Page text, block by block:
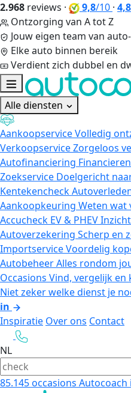
2.968 reviews · 9,8/10 · 4,8
Ontzorging van A tot Z
Jouw eigen team van
Elke auto binnen bereik
Verdient zich dubbel en
Alle diensten
AankoopserviceVolledig
VerkoopserviceZorgeloos
Autofinanciering
Zoekservice Doelgericht
Kentekencheck
Aankoopkeuring Weten wat
Accucheck EV & PHEV
Autoverzekering Scherp en
ImportserviceVoordelig
AutobeheerAlles rondom
Occasions Vind, vergelijk en
Niet zeker welke dienst je
in
Inspiratie Over ons Contact
NL
85.145occasions Autocoach